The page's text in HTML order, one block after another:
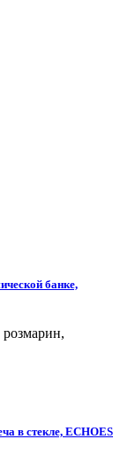
банке,
в стекле, ECHOES